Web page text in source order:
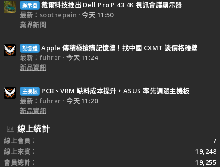
顯示器 戴爾科技推出 Dell Pro P 43 4K 視訊會議顯示器
最新：soothepain
今天 11:50
業界新聞
記憶體 Apple 傳積極搶購記憶體！找中國 CXMT 談價格碰壁
最新：fuhrer
今天 11:24
新品資訊
主機板
PCB、VRM 缺料成本提升，ASUS 率先調漲主機板
最新：fuhrer
今天 11:20
新品資訊
線上統計
線上會員
7
線上來賓
19,248
會員總計
19,255